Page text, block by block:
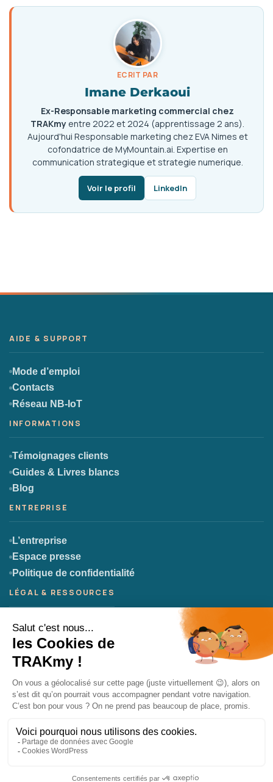
ECRIT PAR
Imane Derkaoui
Ex-Responsable marketing commercial chez
TRAKmy entre 2022 et 2024 (apprentissage 2 ans).
Aujourd'hui Responsable marketing chez EVA Nimes et
cofondatrice de MyMountain.ai. Expertise en
communication strategique et strategie numerique.
Voir le profil LinkedIn
Mode d’emploi
Contacts
Réseau NB-IoT
Témoignages clients
Guides & Livres blancs
Blog
L’entreprise
Espace presse
Politique de confidentialité
CGU
CGV
Mentions légales